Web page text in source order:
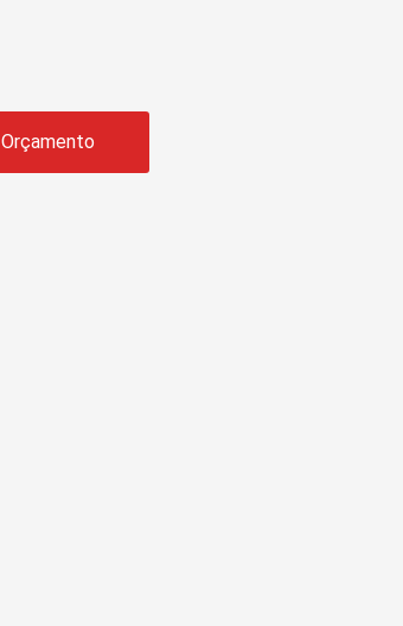
Orçamento